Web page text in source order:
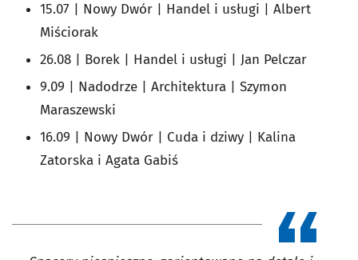
15.07 | Nowy Dwór | Handel i usługi | Albert
Miściorak
26.08 | Borek | Handel i usługi | Jan Pelczar
9.09 | Nadodrze | Architektura | Szymon
Maraszewski
16.09 | Nowy Dwór | Cuda i dziwy | Kalina
Zatorska i Agata Gabiś